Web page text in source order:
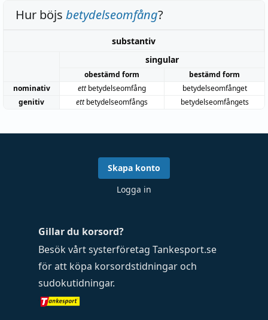
Hur böjs betydelseomfång?
substantiv
singular
obestämd form
bestämd form
nominativ
ettbetydelseomfång
betydelseomfånget
genitiv
ettbetydelseomfångs betydelseomfångets
Gillar du korsord?
Besök vårt systerföretag Tankesport.se
för att köpa korsordstidningar och
sudokutidningar.
Skapa konto
Logga in